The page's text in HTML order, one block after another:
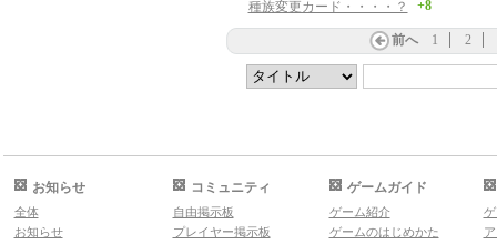
種族変更カード・・・・？
+8
前へ 1 2
お知らせ
全体
お知らせ
コミュニティ
自由掲示板
プレイヤー掲示板
ゲームガイド
ゲーム紹介
ゲームのはじめかた